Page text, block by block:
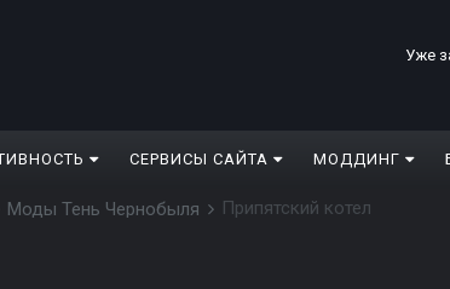
Уже
СЕРВИСЫ САЙТА МОДДИНГ
Моды Тень Чернобыля Припятский котел